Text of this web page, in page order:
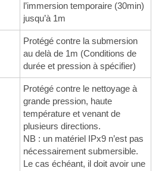
l’immersion temporaire (30min)
jusqu’à 1m
Protégé contre la submersion
au delà de 1m (Conditions de
durée et pression à spécifier)
Protégé contre le nettoyage à
grande pression, haute
température et venant de
plusieurs directions.
NB : un matériel IPx9 n’est pas
nécessairement submersible.
Le cas échéant, il doit avoir une